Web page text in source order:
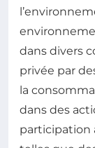
dans divers
privée par
la
dans des
participation